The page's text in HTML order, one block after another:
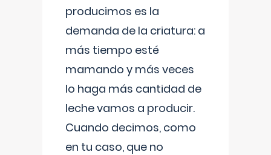
producimos es la
demanda de la criatura: a
más tiempo esté
mamando y más veces
lo haga más cantidad de
leche vamos a producir.
Cuando decimos, como
en tu caso, que no